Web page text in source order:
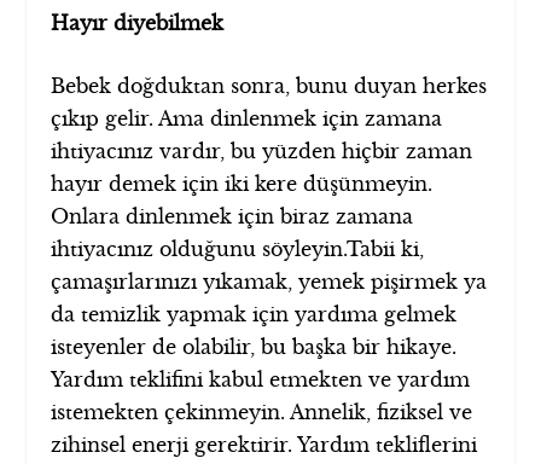
Hayır diyebilmek
Bebek doğduktan sonra, bunu duyan herkes
çıkıp gelir. Ama dinlenmek için zamana
ihtiyacınız vardır, bu yüzden hiçbir zaman
hayır demek için iki kere düşünmeyin.
Onlara dinlenmek için biraz zamana
ihtiyacınız olduğunu söyleyin.Tabii ki,
çamaşırlarınızı yıkamak, yemek pişirmek ya
da temizlik yapmak için yardıma gelmek
isteyenler de olabilir, bu başka bir hikaye.
Yardım teklifini kabul etmekten ve yardım
istemekten çekinmeyin. Annelik, fiziksel ve
zihinsel enerji gerektirir. Yardım tekliflerini